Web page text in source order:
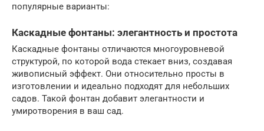
популярные варианты:
Каскадные фонтаны: элегантность и простота
Каскадные фонтаны отличаются многоуровневой
структурой, по которой вода стекает вниз, создавая
живописный эффект. Они относительно просты в
изготовлении и идеально подходят для небольших
садов. Такой фонтан добавит элегантности и
умиротворения в ваш сад.